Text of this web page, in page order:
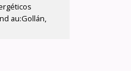
au:Gollán,